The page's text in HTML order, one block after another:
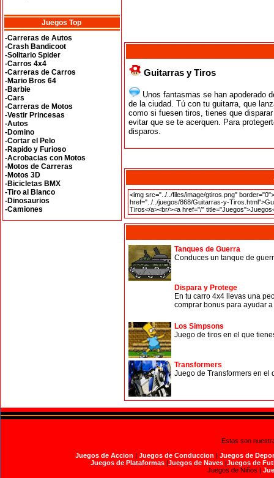
Juegos Top
-Carreras de Autos
-Crash Bandicoot
-Solitario Spider
-Carros 4x4
-Carreras de Carros
-Mario Bros 64
-Barbie
-Cars
-Carreras de Motos
-Vestir Princesas
-Autos
-Domino
-Cortar el Pelo
-Rapido y Furioso
-Acrobacias con Motos
-Motos de Carreras
-Motos 3D
-Bicicletas BMX
-Tiro al Blanco
-Dinosaurios
-Camiones
Guitarras y Tiros
Unos fantasmas se han apoderado
de la ciudad. Tú con tu guitarra, que
como si fuesen tiros, tienes que
evitar que se te acerquen. Para
disparos.
Tanques de Guerra
Conduces un tanque de
Dispara y Protege
En tu carro 4x4 llevas una
comprar bonus para ayudar
Los Simpsons
Juego de tiros en el que
Transformers
Juego de Transformers en el
Estas son
Juegos de Accion | Juegos de Conduccion | Juegos de
Juegos de Plataformas|Juegos de Naves|Juegos de
Juegos de Niños |